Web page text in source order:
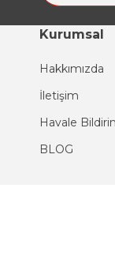
Kurumsal
Hakkımızda
İletişim
Havale
BLOG